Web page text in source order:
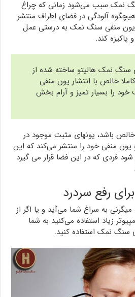
نمک سبب می‌شود زمانی که چراغ
آلودگی در فضای اطراف منتشر
یون منفی سنگ نمک به درستی عمل
پاکیزه کند.
سنگ نمک هالیتو ساخته شده از
خالص با انتشار یون منفی
خود را بسیار تمیز و آرام بخش
باشد، یونهای مثبت موجود در
منفی خود را منتشر می‌کند که این
فردی که در این فضا قرار می گیرد
رفع سردرد
به سراغ شما می‌آید و یا اگر از
زیاد استفاده می‌کنید به شما
سنگ نمک استفاده کنید.